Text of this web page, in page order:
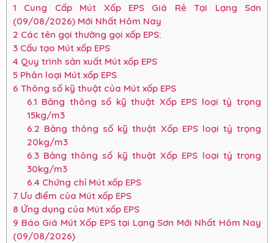
1 Cung Cấp Mút Xốp EPS Giá Rẻ Tại Lạng Sơn
(09/08/2026) Mới Nhất Hôm Nay
2 Các tên gọi thường gọi xốp EPS:
3 Cấu tạo Mút xốp EPS
4 Quy trình sản xuất Mút xốp EPS
5 Phân loại Mút xốp EPS
6 Thông số kỹ thuật của Mút xốp EPS
6.1 Bảng thông số kỹ thuật Xốp EPS loại tỷ trọng
15kg/m3
6.2 Bảng thông số kỹ thuật Xốp EPS loại tỷ trọng
20kg/m3
6.3Bảng thông số kỹ thuật Xốp EPS loại tỷ trọng
30kg/m3
6.4 Chứng chỉ Mút xốp EPS
7 Ưu điểm của Mút xốp EPS
8 Ứng dụng của Mút xốp EPS
9 Báo Giá Mút Xốp EPS tại Lạng Sơn Mới Nhất Hôm Nay
(09/08/2026)